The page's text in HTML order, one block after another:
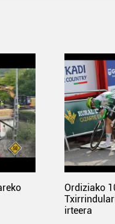
Ordiziako
irteera